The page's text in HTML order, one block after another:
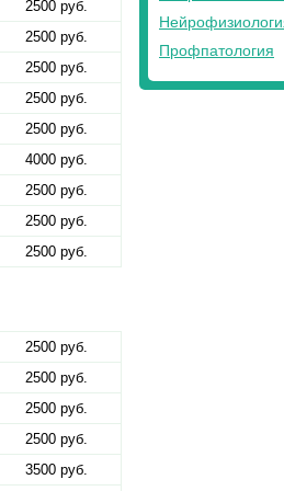
2500 руб.
2500 руб.
2500 руб.
2500 руб.
2500 руб.
4000 руб.
2500 руб.
2500 руб.
2500 руб.
2500 руб.
2500 руб.
2500 руб.
2500 руб.
3500 руб.
Профпатология